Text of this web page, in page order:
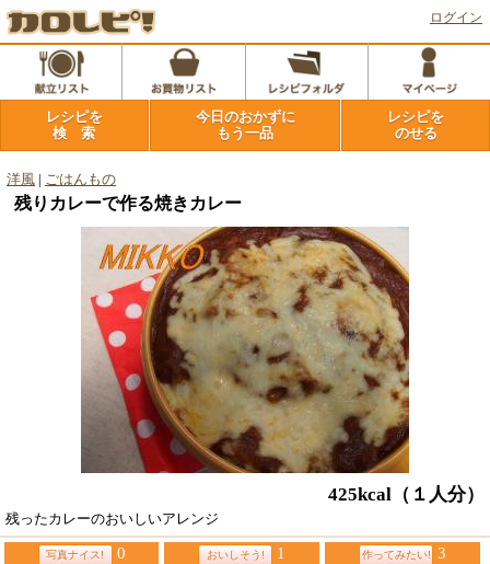
ログイン
レシピを
検 索
今日のおかずに
もう一品
レシピを
のせる
洋風 ごはんもの
残りカレーで作る焼きカレー
425kcal （１人分）
残ったカレーのおいしいアレンジ
写真ナイス! 0 おいしそう! 1 作ってみたい! 3